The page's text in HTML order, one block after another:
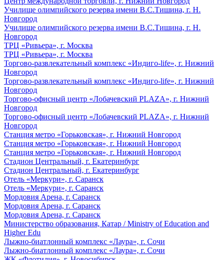
Училище олимпийского резерва имени В.С.Тишина, г. Н.
Новгород
Училище олимпийского резерва имени В.С.Тишина, г. Н.
Новгород
ТРЦ «Ривьера», г. Москва
ТРЦ «Ривьера», г. Москва
Торгово-развлекательный комплекс «Индиго-life», г. Нижний
Новгород
Торгово-развлекательный комплекс «Индиго-life», г. Нижний
Новгород
Торгово-офисный центр «Лобачевский PLAZA», г. Нижний
Новгород
Торгово-офисный центр «Лобачевский PLAZA», г. Нижний
Новгород
Станция метро «Горьковская», г. Нижний Новгород
Станция метро «Горьковская», г. Нижний Новгород
Станция метро «Горьковская», г. Нижний Новгород
Стадион Центральный, г. Екатеринбург
Стадион Центральный, г. Екатеринбург
Отель «Меркури», г. Саранск
Отель «Меркури», г. Саранск
Мордовия Арена, г. Саранск
Мордовия Арена, г. Саранск
Мордовия Арена, г. Саранск
Министерство образования, Катар / Ministry of Education and
Higher Edu
Лыжно-биатлонный комплекс «Лаура», г. Сочи
Лыжно-биатлонный комплекс «Лаура», г. Сочи